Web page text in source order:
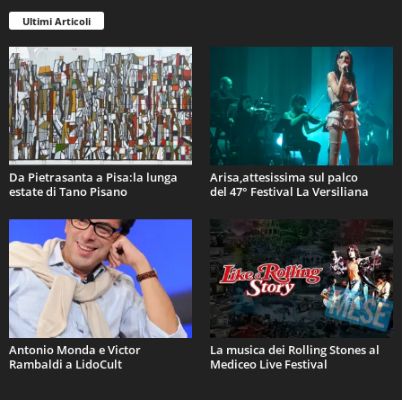
Ultimi Articoli
Da Pietrasanta a Pisa:la lunga
estate di Tano Pisano
Arisa,attesissima sul palco
del 47° Festival La Versiliana
Antonio Monda e Victor
Rambaldi a LidoCult
La musica dei Rolling Stones al
Mediceo Live Festival